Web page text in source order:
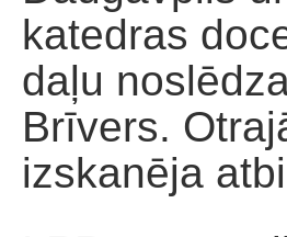
katedras
daļu
Brīvers.
izskanēja